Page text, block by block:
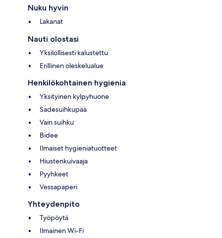
Nuku hyvin
Lakanat
Nauti olostasi
Yksilöllisesti kalustettu
Erillinen oleskelualue
Henkilökohtainen hygienia
Yksityinen kylpyhuone
Sadesuihkupää
Vain suihku
Bidee
Ilmaiset hygieniatuotteet
Hiustenkuivaaja
Pyyhkeet
Vessapaperi
Yhteydenpito
Työpöytä
Ilmainen Wi-Fi